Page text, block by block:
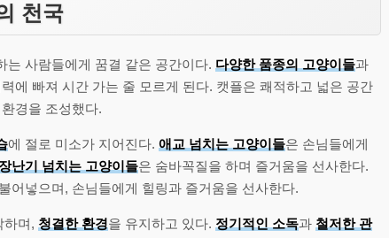
천국
는 사람들에게 꿈결 같은 공간이다. 다양한 품종의 고양이들과
에 빠져 시간 가는 줄 모르게 된다. 캣플은 쾌적하고 넓은 공간
경을 조성했다.
에 절로 미소가 지어진다. 애교 넘치는 고양이들은 손님들에게
장난기 넘치는 고양이들은 숨바꼭질을 하며 즐거움을 선사한다.
어넣으며, 손님들에게 힐링과 즐거움을 선사한다.
하며, 청결한 환경을 유지하고 있다. 정기적인 소독과 철저한 관